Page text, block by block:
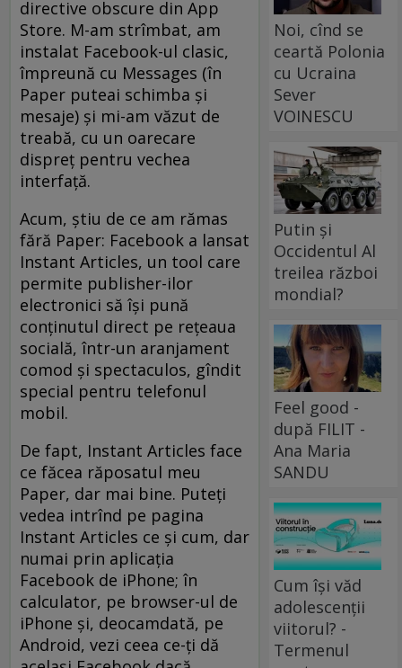
directive obscure din App
Store. M-am strîmbat, am
instalat Facebook-ul clasic,
împreună cu Messages (în
Paper puteai schimba şi
mesaje) şi mi-am văzut de
treabă, cu un oarecare
dispreţ pentru vechea
interfaţă.
Acum, ştiu de ce am rămas
fără Paper: Facebook a lansat
Instant Articles, un tool care
permite publisher-ilor
electronici să îşi pună
conţinutul direct pe reţeaua
socială, într-un aranjament
comod şi spectaculos, gîndit
special pentru telefonul
mobil.
De fapt, Instant Articles face
ce făcea răposatul meu
Paper, dar mai bine. Puteţi
vedea intrînd pe pagina
Instant Articles ce şi cum, dar
numai prin aplicaţia
Facebook de iPhone; în
calculator, pe browser-ul de
iPhone şi, deocamdată, pe
Android, vezi ceea ce-ţi dă
Noi, cînd se
ceartă Polonia
cu Ucraina
Sever
VOINESCU
Putin și
Occidentul Al
treilea război
mondial?
Feel good -
după FILIT -
Ana Maria
SANDU
Cum își văd
adolescenții
viitorul? -
Termenul